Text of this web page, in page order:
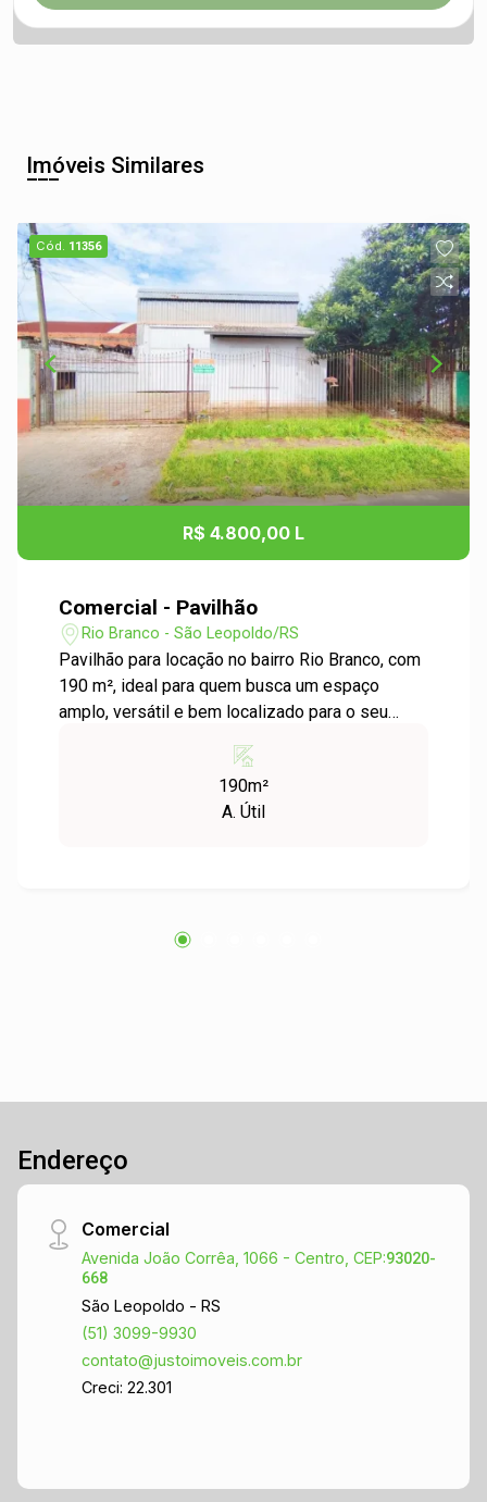
Imóveis Similares
Cód. 11356
R$ 4.800,00 L
Comercial - Pavilhão
Rio Branco - São Leopoldo/RS
Pavilhão para locação no bairro Rio Branco, com
190 m², ideal para quem busca um espaço
amplo, versátil e bem localizado para o seu
principal, além de divisória que forma uma sala
e mais uma recepção na parte frontal,
proporcionando melhor organização e
funcionalidade. Localizado próximo a uma das
190m²
A. Útil
Endereço
Comercial
Avenida João Corrêa, 1066 - Centro, CEP:93020-
668
São Leopoldo - RS
(51) 3099-9930
contato@justoimoveis.com.br
Creci: 22.301